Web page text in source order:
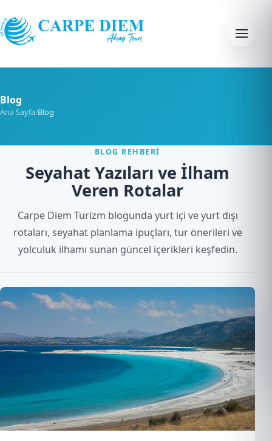
Menu
Blog
Ana Sayfa/Blog
BLOG REHBERI
Seyahat Yazıları ve İlham
Veren Rotalar
Carpe Diem Turizm blogunda yurt içi ve yurt dışı
rotaları, seyahat planlama ipuçları, tur önerileri ve
yolculuk ilhamı sunan güncel içerikleri keşfedin.